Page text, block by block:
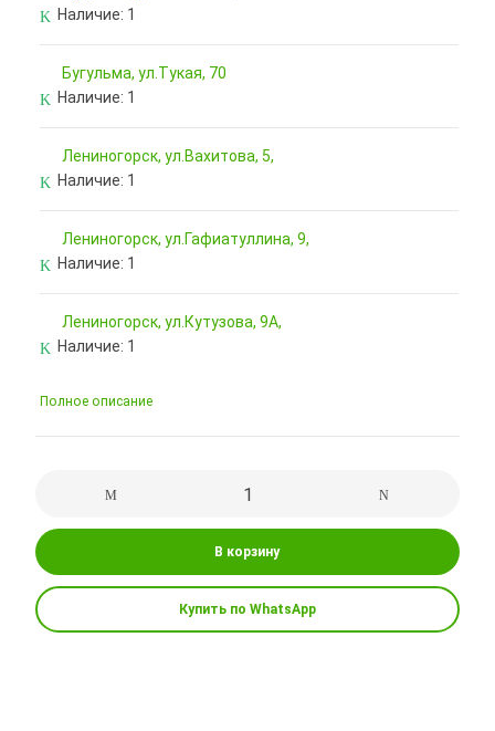
Наличие: 1
Бугульма, ул.Тукая, 70
Наличие: 1
Лениногорск, ул.Вахитова, 5,
Наличие: 1
Лениногорск, ул.Гафиатуллина, 9,
Наличие: 1
Лениногорск, ул.Кутузова, 9А,
Наличие: 1
Полное описание
В корзину
Купить по WhatsApp